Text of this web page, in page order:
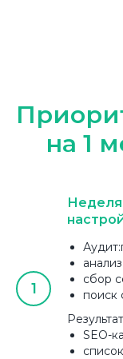
на 1
Неделя
сбор
поиск
SEO-